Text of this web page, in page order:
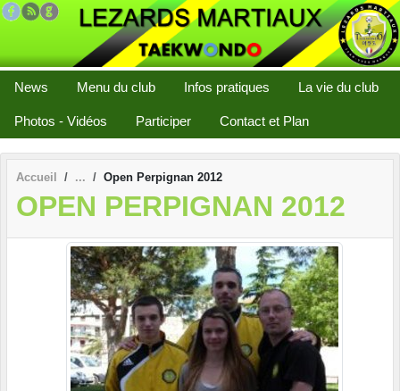
News Menu du club Infos pratiques La vie du club
Photos - Vidéos Participer Contact et Plan
Accueil Open Perpignan 2012
OPEN PERPIGNAN 2012
Panneau de gestion des cookies